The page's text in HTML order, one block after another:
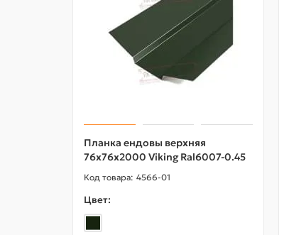
Планка ендовы верхняя
76х76х2000 Viking Ral6007-0.45
4566-01
Цвет: